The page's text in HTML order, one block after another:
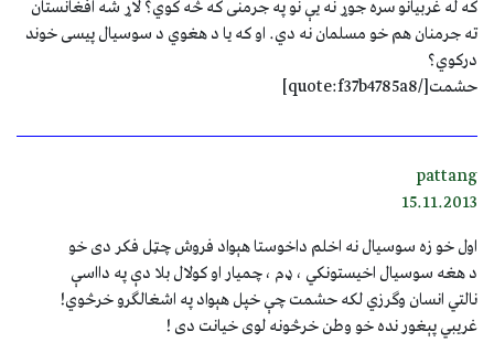
که له غربیانو سره جوړ نه یې نو په جرمنی که څه کوي؟ لاړ شه افغانستان
ته جرمنان هم خو مسلمان نه دي. او که یا د هغوي د سوسیال پیسی خوند
درکوي؟
حشمت[/quote:f37b4785a8]
pattang
15.11.2013
اول خو زه سوسيال نه اخلم داخوستا هېواد فروش چټل فکر دی خو
د هغه سوسيال اخيستونکي ، ډم ، چميار او کولال بلا دې په دااسې
نالتي انسان وګرزي لکه حشمت چې خپل هېواد په اشغالګرو خرڅوي!
غريبي پېغور نده خو وطن خرڅونه لوی خيانت دی !